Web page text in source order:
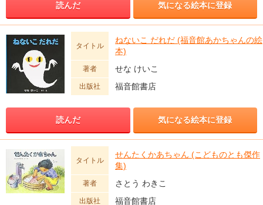
読んだ 気になる絵本に登録
タイトル
ねないこ だれだ (福音館あかちゃんの絵
本)
著者 せな けいこ
出版社 福音館書店
読んだ 気になる絵本に登録
タイトル
せんたくかあちゃん (こどものとも傑作
集)
著者 さとう わきこ
出版社 福音館書店